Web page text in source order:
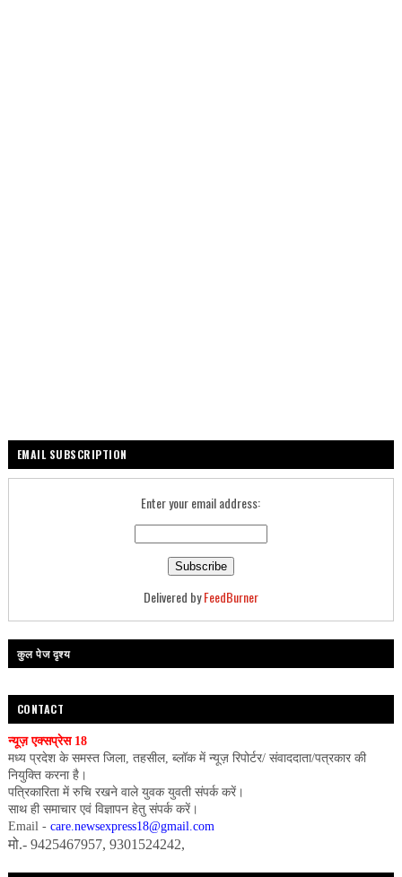
EMAIL SUBSCRIPTION
Enter your email address:
Delivered byFeedBurner
कुल पेज दृश्य
CONTACT
न्यूज़ एक्सप्रेस 18
मध्य प्रदेश के समस्त जिला, तहसील, ब्लॉक में न्यूज़ रिपोर्टर/ संवाददाता/पत्रकार की
नियुक्ति करना है।
पत्रिकारिता में रुचि रखने वाले युवक युवती संपर्क करें।
साथ ही समाचार एवं विज्ञापन हेतु संपर्क करें।
Email - care.newsexpress18@gmail.com
मो.- 9425467957, 9301524242,